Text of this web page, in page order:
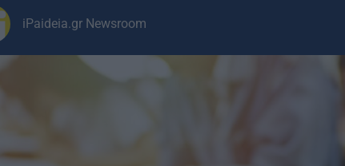
iPaideia.gr Newsroom